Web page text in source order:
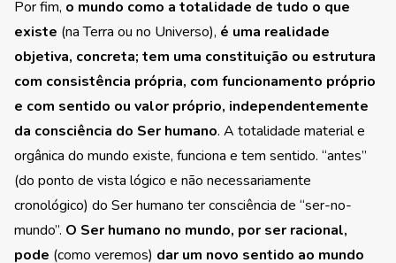
Por fim, o mundo como a totalidade de tudo o que
existe (na Terra ou no Universo), é uma realidade
objetiva, concreta; tem uma constituição ou estrutura
com consistência própria, com funcionamento próprio
e com sentido ou valor próprio, independentemente
da consciência do Ser humano. A totalidade material e
orgânica do mundo existe, funciona e tem sentido. “antes”
(do ponto de vista lógico e não necessariamente
cronológico) do Ser humano ter consciência de “ser-no-
mundo”. O Ser humano no mundo, por ser racional,
pode (como veremos) dar um novo sentido ao mundo